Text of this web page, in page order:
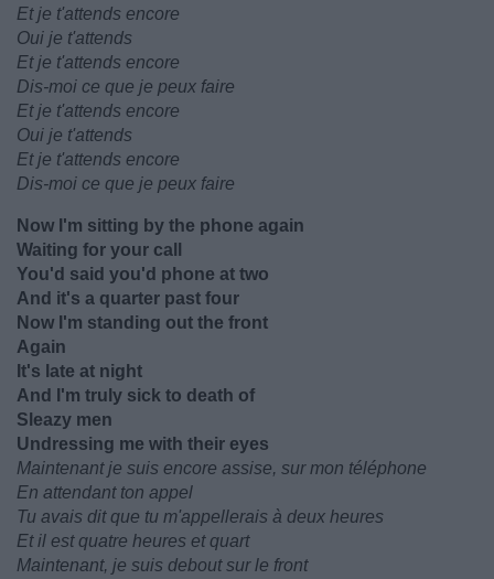
Et je t'attends encore
Oui je t'attends
Et je t'attends encore
Dis-moi ce que je peux faire
Et je t'attends encore
Oui je t'attends
Et je t'attends encore
Dis-moi ce que je peux faire
Now I'm sitting by the phone again
Waiting for your call
You'd said you'd phone at two
And it's a quarter past four
Now I'm standing out the front
Again
It's late at night
And I'm truly sick to death of
Sleazy men
Undressing me with their eyes
Maintenant je suis encore assise, sur mon téléphone
En attendant ton appel
Tu avais dit que tu m'appellerais à deux heures
Et il est quatre heures et quart
Maintenant, je suis debout sur le front